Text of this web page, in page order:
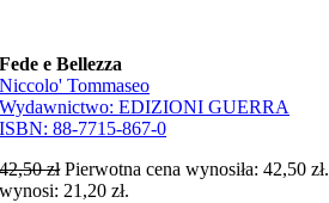
Fede e Bellezza
Niccolo' Tommaseo
Wydawnictwo:EDIZIONI GUERRA
ISBN:88-7715-867-0
42,50zł Pierwotna cena wynosiła: 42,50 zł.
wynosi: 21,20 zł.